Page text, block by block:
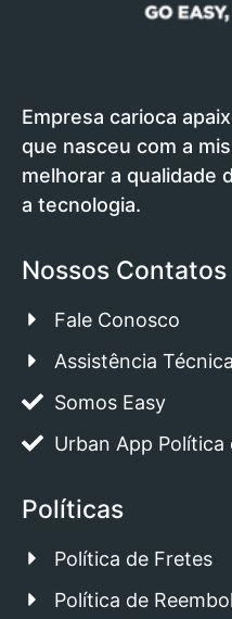
Empresa carioca
que nasceu com a
melhorar a qualidade
a tecnologia.
Nossos Contatos
Fale Conosco
Assistência Técnica
Somos Easy
Urban App Política
Políticas
Política de Fretes
Política de